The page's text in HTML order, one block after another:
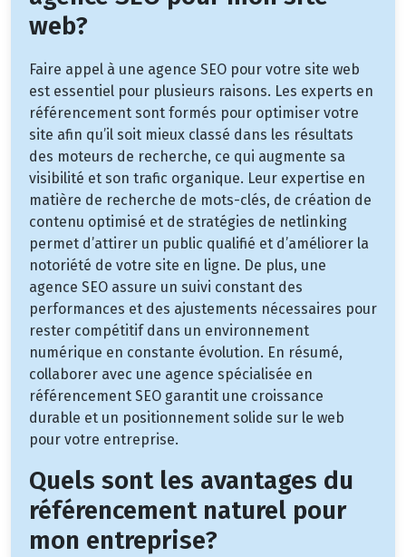
web?
Faire appel à une agence SEO pour votre site web
est essentiel pour plusieurs raisons. Les experts en
référencement sont formés pour optimiser votre
site afin qu’il soit mieux classé dans les résultats
des moteurs de recherche, ce qui augmente sa
visibilité et son trafic organique. Leur expertise en
matière de recherche de mots-clés, de création de
contenu optimisé et de stratégies de netlinking
permet d’attirer un public qualifié et d’améliorer la
notoriété de votre site en ligne. De plus, une
agence SEO assure un suivi constant des
performances et des ajustements nécessaires pour
rester compétitif dans un environnement
numérique en constante évolution. En résumé,
collaborer avec une agence spécialisée en
référencement SEO garantit une croissance
durable et un positionnement solide sur le web
pour votre entreprise.
Quels sont les avantages du
référencement naturel pour
mon entreprise?